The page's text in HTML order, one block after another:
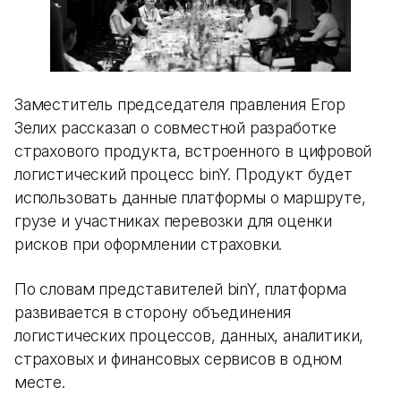
Заместитель председателя правления Егор
Зелих рассказал о совместной разработке
страхового продукта, встроенного в цифровой
логистический процесс binY. Продукт будет
использовать данные платформы о маршруте,
грузе и участниках перевозки для оценки
рисков при оформлении страховки.
По словам представителей binY, платформа
развивается в сторону объединения
логистических процессов, данных, аналитики,
страховых и финансовых сервисов в одном
месте.